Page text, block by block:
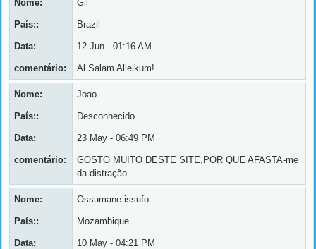
Nome: Gil
País:: Brazil
Data: 12 Jun - 01:16 AM
comentário: Al Salam Alleikum!
Nome: Joao
País:: Desconhecido
Data: 23 May - 06:49 PM
comentário:
GOSTO MUITO DESTE SITE,POR QUE AFASTA-me
da distração
Nome: Ossumane issufo
País:: Mozambique
Data: 10 May - 04:21 PM